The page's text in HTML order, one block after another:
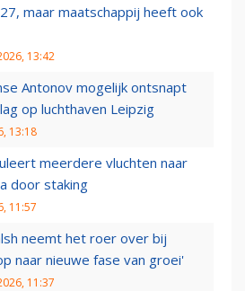
maar maatschappij heeft ook
13:42
Antonov mogelijk ontsnapt
op luchthaven Leipzig
13:18
meerdere vluchten naar
door staking
11:57
neemt het roer over bij
naar nieuwe fase van groei'
11:37